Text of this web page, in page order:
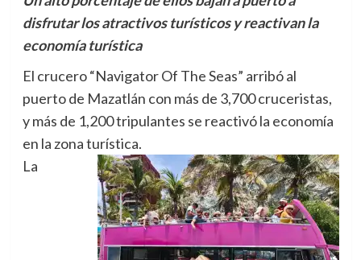
disfrutar los atractivos turísticos y reactivan la
economía turística
El crucero “Navigator Of The Seas” arribó al
puerto de Mazatlán con más de 3,700 cruceristas,
y más de 1,200 tripulantes se reactivó la economía
en la zona turística.
La